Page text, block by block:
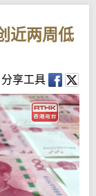
近两周低
分享工具